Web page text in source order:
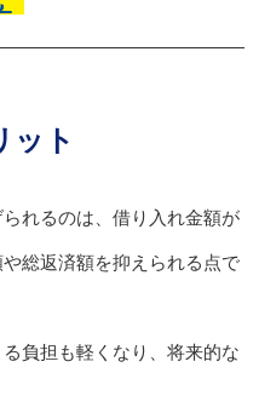
ット
れるのは、借り入れ金額が
総返済額を抑えられる点で
負担も軽くなり、将来的な